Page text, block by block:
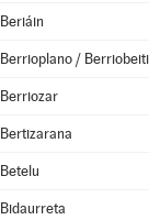
Beriáin
Berrioplano / Berriobeiti
Berriozar
Bertizarana
Betelu
Bidaurreta